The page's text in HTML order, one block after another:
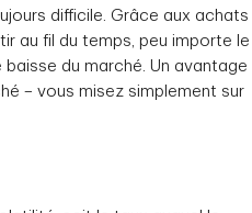
difficile. Grâce aux achats
au fil du temps, peu importe le
du marché. Un avantage
– vous misez simplement sur